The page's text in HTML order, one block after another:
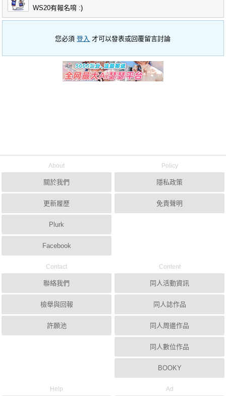
WS20有報名唷 :)
您必須登入 才可以發表或回覆留言討論
About
關於我們
更新履歷
Plurk
Facebook
Policy
隱私政策
免責聲明
Contact
聯絡我們
檢舉與回報
許願池
Content
同人活動資訊
同人誌作品
同人周邊作品
同人數位作品
BOOKY
Help Ad